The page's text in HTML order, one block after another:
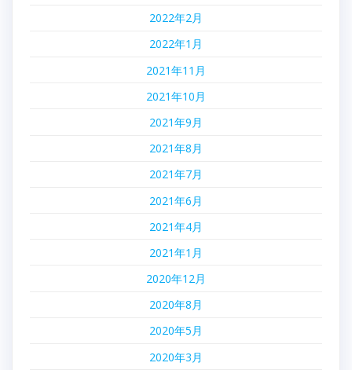
2022年2月
2022年1月
2021年11月
2021年10月
2021年9月
2021年8月
2021年7月
2021年6月
2021年4月
2021年1月
2020年12月
2020年8月
2020年5月
2020年3月